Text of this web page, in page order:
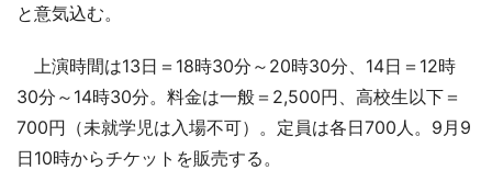
と意気込む。
上演時間は13日＝18時30分～20時30分、14日＝12時
30分～14時30分。料金は一般＝2,500円、高校生以下＝
700円（未就学児は入場不可）。定員は各日700人。9月9
日10時からチケットを販売する。